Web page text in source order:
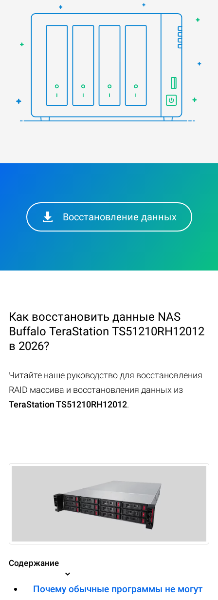
Восстановление данных
Как восстановить данные NAS
Buffalo TeraStation TS51210RH12012
в 2026?
Читайте наше руководство для восстановления
RAID массива и восстановления данных из
TeraStation TS51210RH12012.
Содержание
Почему обычные программы не могут